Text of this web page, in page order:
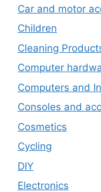
Car and motor
Children
Cleaning
Computer
Computers and
Consoles and
Cosmetics
Cycling
DIY
Electronics